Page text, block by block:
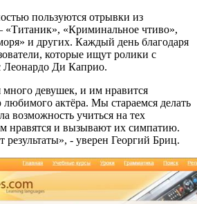
пользуются отрывки из
«Титаник», «Криминальное чтиво»,
и других. Каждый день благодаря
которые ищут ролики с
Ди Каприо.
много девушек, и им нравится
актёра. Мы стараемся делать
возможность учиться на тех
нравятся и вызывают их симпатию.
результаты», - уверен Георгий Бриц.